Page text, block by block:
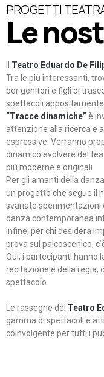
PROGETTI
Le
Teatro Eduardo De
Tra le più interessanti,
per genitori e figli di
spettacoli appositamente
“Tracce dinamiche” è
attenzione alla ricerca e
espressive. Verranno
dinamico evolvere del
più moderne e originali
Per gli amanti della
un progetto che segue il
svariate sperimentazioni
danza contemporanea
Infine, per chi desidera
prova sul palcoscenico,
Qui, i partecipanti hanno
recitazione e della regia,
spettacolo.
Le rassegne del Teatro
gamma di spettacoli e
coinvolgente per tutti i